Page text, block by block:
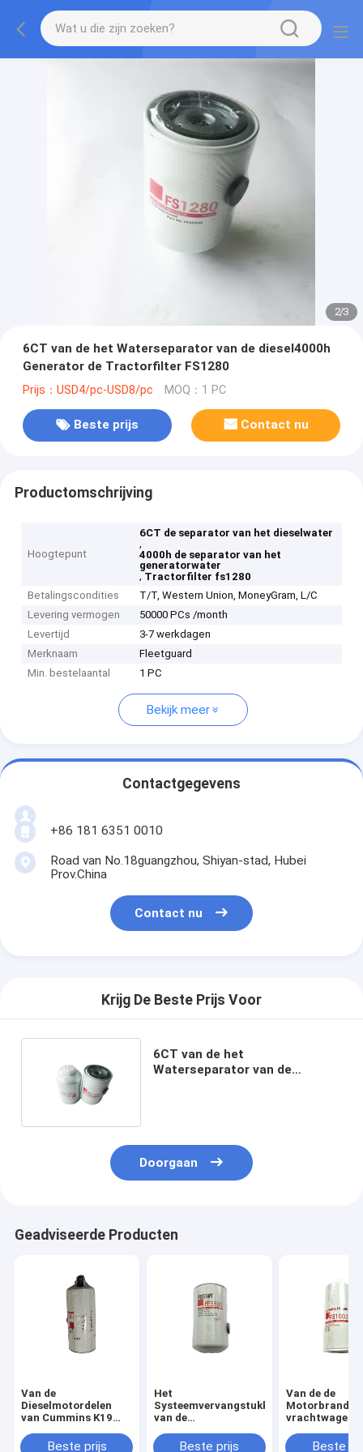
2/3
6CT van de het Waterseparator van de diesel4000h
Generator de Tractorfilter FS1280
Prijs：USD4/pc-USD8/pc MOQ：1 PC
Beste prijs Contact nu
Productomschrijving
Hoogtepunt
6CT de separator van het dieselwater
,
4000h de separator van het
generatorwater
, Tractorfilter fs1280
Betalingscondities
T/T, Western Union, MoneyGram, L/C
Levering vermogen
50000 PCs /month
Levertijd
3-7 werkdagen
Merknaam
Fleetguard
Min. bestelaantal
1 PC
Bekijk meer
Contactgegevens
+86 181 6351 0010
Road van No.18guangzhou, Shiyan-stad, Hubei
Prov.China
Contact nu
Krijg De Beste Prijs Voor
6CT van de het
Waterseparator van de
Doorgaan
Geadviseerde Producten
Van de
Dieselmotordelen
van Cummins K19
Brandstoffilter het
Beste prijs
Het
Systeemvervangstukken
van de
de Brandstoffilter
Beste prijs
Van de de
Beste